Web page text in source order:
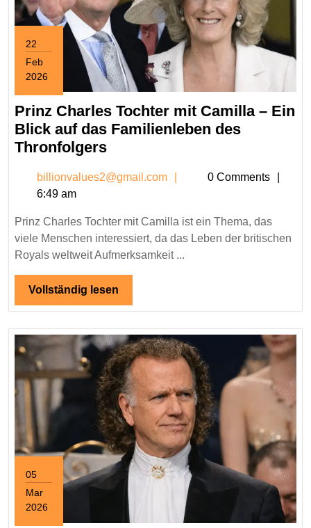
22
Feb
2026
February
22,
2026
Prinz Charles Tochter mit Camilla – Ein
Blick auf das Familienleben des
ThronfolgersPrinz
Tochter
Camilla
–
Ein
Blick
auf
das
Familienleben
des
Thronfolgers
billionvalues2@gmail.com
0 Comments
6:49 am
Prinz Charles Tochter mit Camilla ist ein Thema, das
viele Menschen interessiert, da das Leben der britischen
Royals weltweit Aufmerksamkeit ...
Vollständig lesen
lesen
05
Mar
2026